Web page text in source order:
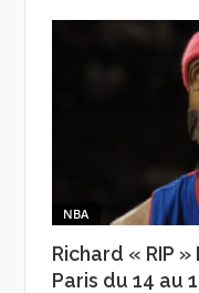
NBA
Richard « RIP
Paris du 14 au